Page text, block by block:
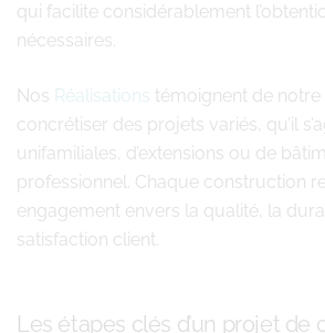
qui facilite considérablement
nécessaires.
Nos Réalisations témoignent de notre
concrétiser des projets variés, qu’il
unifamiliales, d’extensions ou de
professionnel. Chaque construction
engagement envers la qualité, la
satisfaction client.
Les étapes clés d’un projet de